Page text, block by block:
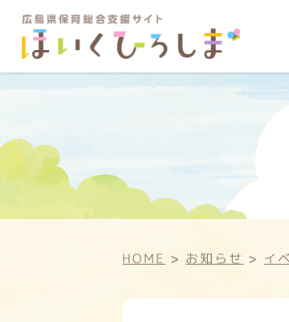
HOME > お知らせ > イ